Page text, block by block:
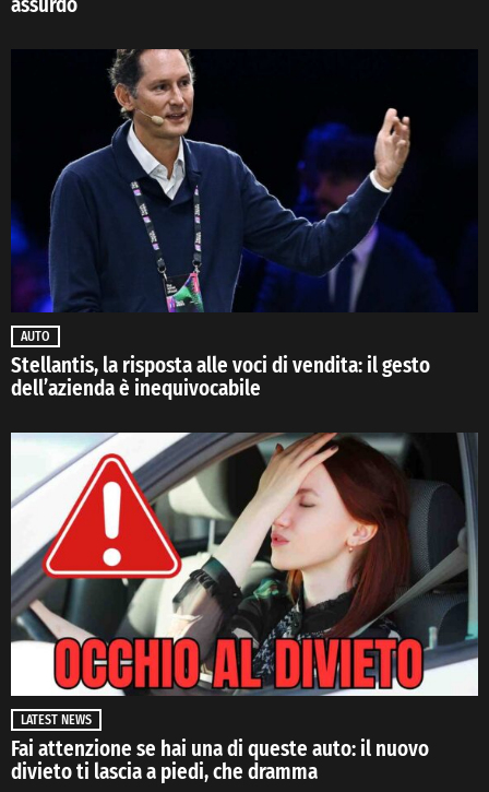
AUTO
Stellantis, la risposta alle voci di vendita: il gesto
dell’azienda è inequivocabile
LATEST NEWS
Fai attenzione se hai una di queste auto: il nuovo
divieto ti lascia a piedi, che dramma